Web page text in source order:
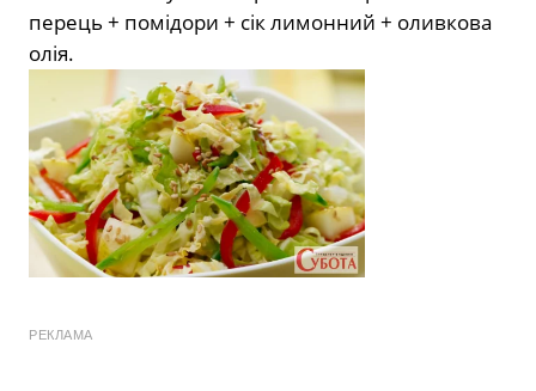
перець + помідори + сік лимонний + оливкова
олія.
РЕКЛАМА